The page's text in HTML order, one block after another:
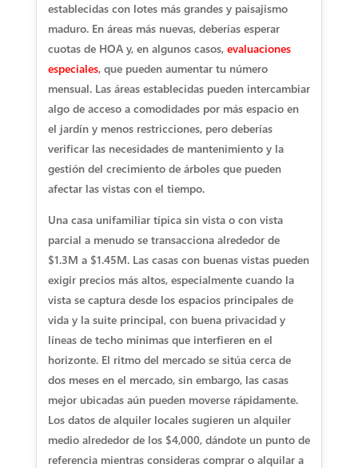
establecidas con lotes más grandes y paisajismo
maduro. En áreas más nuevas, deberías esperar
cuotas de HOA y, en algunos casos, evaluaciones
especiales, que pueden aumentar tu número
mensual. Las áreas establecidas pueden intercambiar
algo de acceso a comodidades por más espacio en
el jardín y menos restricciones, pero deberías
verificar las necesidades de mantenimiento y la
gestión del crecimiento de árboles que pueden
afectar las vistas con el tiempo.
Una casa unifamiliar típica sin vista o con vista
parcial a menudo se transacciona alrededor de
$1.3M a $1.45M. Las casas con buenas vistas pueden
exigir precios más altos, especialmente cuando la
vista se captura desde los espacios principales de
vida y la suite principal, con buena privacidad y
líneas de techo mínimas que interfieren en el
horizonte. El ritmo del mercado se sitúa cerca de
dos meses en el mercado, sin embargo, las casas
mejor ubicadas aún pueden moverse rápidamente.
Los datos de alquiler locales sugieren un alquiler
medio alrededor de los $4,000, dándote un punto de
referencia mientras consideras comprar o alquilar a